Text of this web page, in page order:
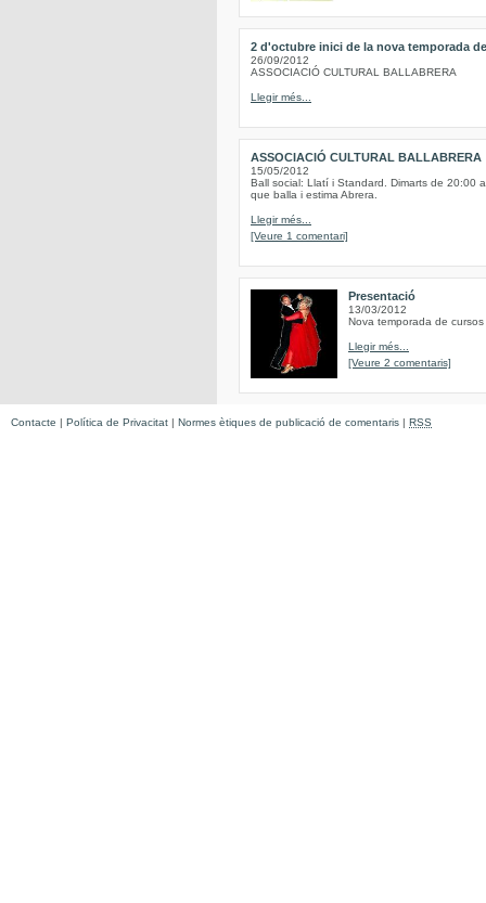
2 d'octubre inici de la nova temporada
26/09/2012
ASSOCIACIÓ CULTURAL BALLABRERA
Llegir més...
ASSOCIACIÓ CULTURAL BALLABRERA
15/05/2012
Ball social: Llatí i Standard. Dimarts de 20:00
que balla i estima Abrera.
Llegir més...
[Veure 1 comentari]
Presentació
13/03/2012
Nova temporada de
Llegir més...
[Veure 2 comentaris]
Contacte | Política de Privacitat | Normes ètiques de publicació de comentaris | RSS